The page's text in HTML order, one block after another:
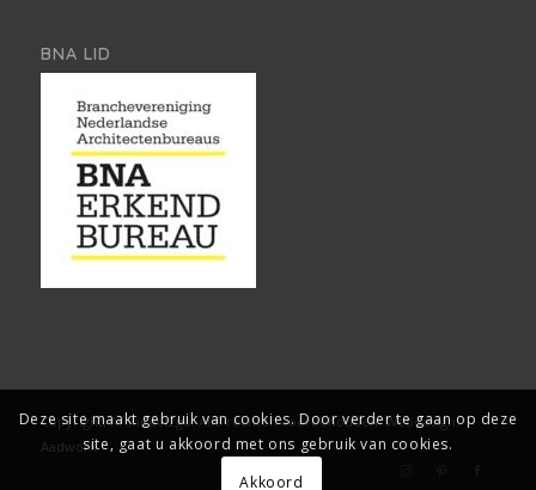
BNA LID
Copyright, Architect2go. Alle rechten voorbehouden.Webdesign:
Aadwork
Deze site maakt gebruik van cookies. Door verder te gaan op deze
site, gaat u akkoord met ons gebruik van cookies.
Akkoord